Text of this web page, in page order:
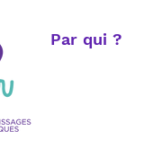
Par qui ?